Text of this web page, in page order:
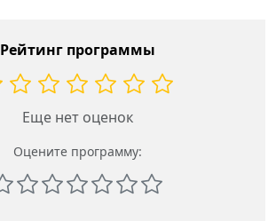
Рейтинг программы
Еще нет оценок
Оцените программу: